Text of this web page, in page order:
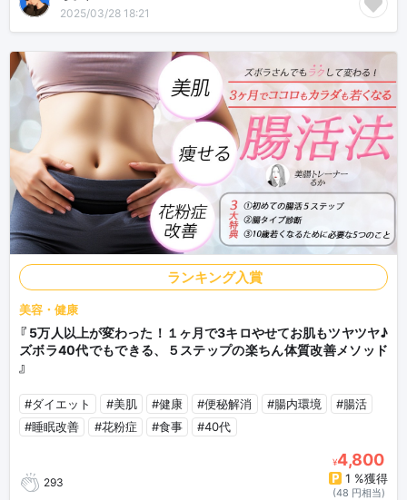
2025/03/28 18:21
ランキング入賞
美容・健康
『 5万人以上が変わった！１ヶ月で3キロやせてお肌もツヤツヤ♪
ズボラ40代でもできる、５ステップの楽ちん体質改善メソッド
』
#ダイエット #美肌 #健康 #便秘解消 #腸内環境
#腸活
#睡眠改善
#花粉症 #食事 #40代
293
¥4,800
1 %獲得
(48 円相当)